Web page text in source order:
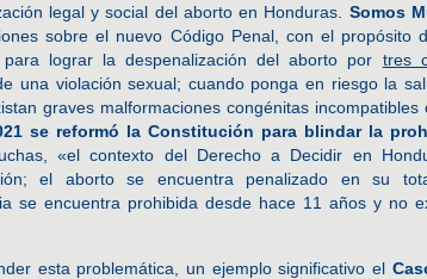
legal y social del aborto en Honduras. Somos
sobre el nuevo Código Penal, con el propósito
para lograr la despenalización del aborto por tres
una violación sexual; cuando ponga en riesgo la
graves malformaciones congénitas
se reformó la Constitución para blindar la
«el contexto del Derecho a Decidir en
el aborto se encuentra penalizado en su
se encuentra prohibida desde hace 11 años y no
esta problemática, un ejemplo significativo el